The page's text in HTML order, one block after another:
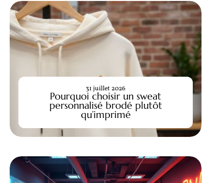
Pourquoi choisir un sweat
personnalisé brodé plutôt
qu’imprimé
31 juillet 2026